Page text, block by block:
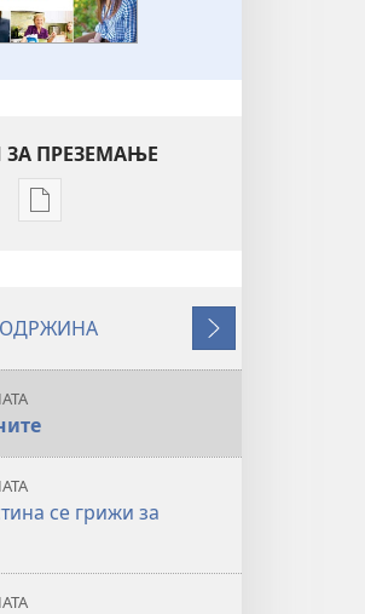
ПРЕЗЕМАЊЕ
Опции
публикациите
формат
септември 2012
Следно
се грижи за